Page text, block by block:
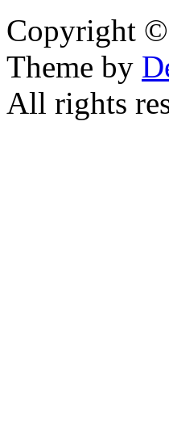
Copyright
Theme by
All rights